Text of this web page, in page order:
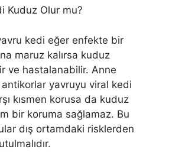
Kuduz Olur mu?
kedi eğer enfekte bir
maruz kalırsa kuduz
ve hastalanabilir. Anne
yavruyu viral kedi
kısmen korusa da kuduz
bir koruma sağlamaz. Bu
dış ortamdaki risklerden